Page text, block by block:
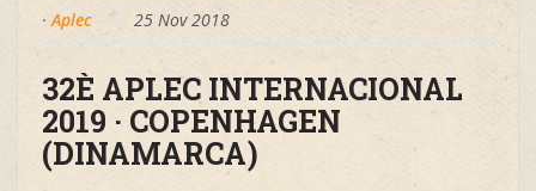
·Aplec 25 Nov 2018
32È APLEC INTERNACIONAL
2019 · COPENHAGEN
(DINAMARCA)